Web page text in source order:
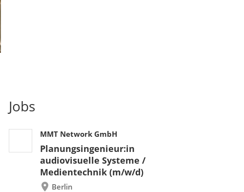
Jobs
MMT Network GmbH
Planungsingenieur:in
audiovisuelle Systeme /
Medientechnik (m/w/d)
Berlin